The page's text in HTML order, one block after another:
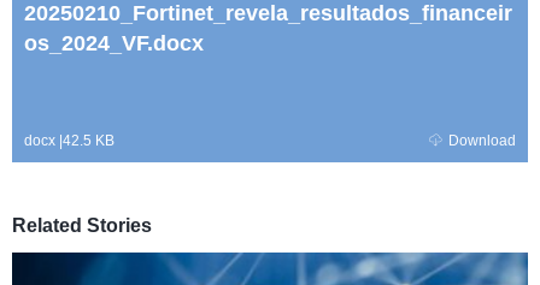
20250210_Fortinet_revela_resultados_financeir
os_2024_VF.docx
docx |42.5 KB Download
Related Stories